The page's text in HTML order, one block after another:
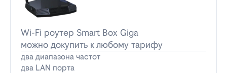
Wi-Fi роутер Smart Box Giga
можно докупить к любому тарифу
два диапазона частот
два LAN порта